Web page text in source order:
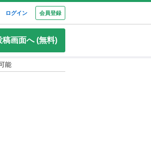
ログイン 会員登録
稿画面へ (無料)
能